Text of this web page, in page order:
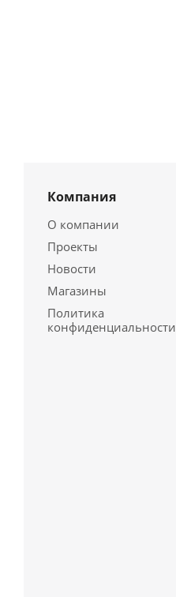
Компания
О компании
Проекты
Новости
Магазины
Политика
конфиденциальности